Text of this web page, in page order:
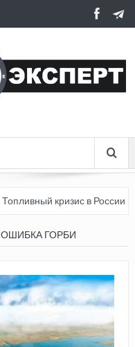
кризис в России
ОШИБКА ГОРБИ